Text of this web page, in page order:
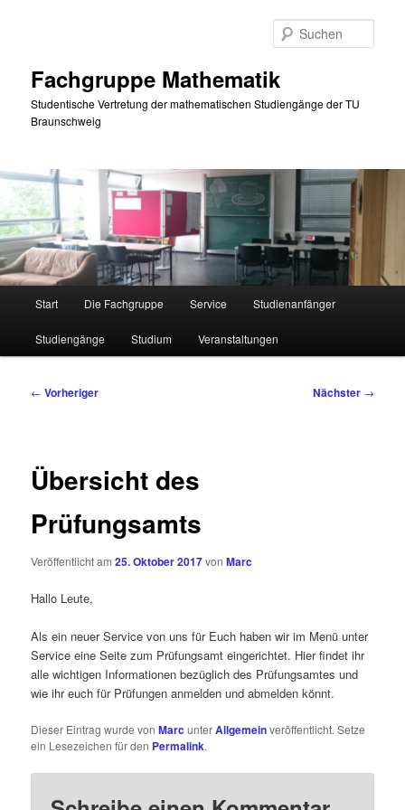
Fachgruppe Mathematik
Studentische Vertretung der mathematischen Studiengänge der TU
Braunschweig
Start Die Fachgruppe Service Studienanfänger
Studiengänge Studium Veranstaltungen
Beitragsnavigation
← Vorheriger Nächster →
Übersicht des
Prüfungsamts
Veröffentlicht am25. Oktober 2017vonMarc
Hallo Leute,
Als ein neuer Service von uns für Euch haben wir im Menü unter
Service eine Seite zum Prüfungsamt eingerichtet. Hier findet ihr
alle wichtigen Informationen bezüglich des Prüfungsamtes und
wie ihr euch für Prüfungen anmelden und abmelden könnt.
Dieser Eintrag wurde vonMarc unterAllgemeinveröffentlicht. Setze
ein Lesezeichen für den Permalink.